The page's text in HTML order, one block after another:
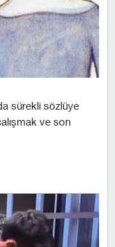
sürekli sözlüye
ve son